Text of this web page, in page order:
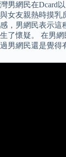
灣男網民在Dcard
與女友親熱時摸乳
感，男網民表示這
生了懷疑。 在男
過男網民還是覺得